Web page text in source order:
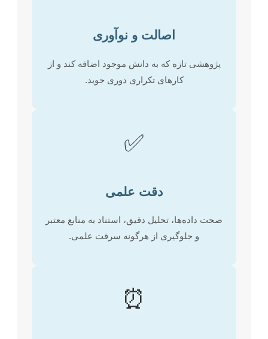
اصالت و نوآوری
پژوهشی تازه که به دانش موجود اضافه کند و از
کارهای تکراری دوری جوید.
✅
دقت علمی
صحت داده‌ها، تحلیل دقیق، استناد به منابع معتبر
و جلوگیری از هرگونه سرقت علمی.
⏰